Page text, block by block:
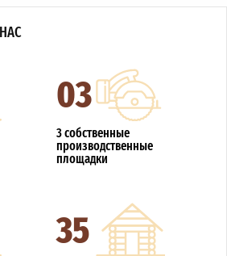
03
3 собственные
производственные
площадки
35